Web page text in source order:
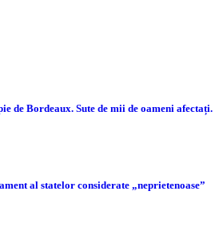
de Bordeaux. Sute de mii de oameni afectați.
al statelor considerate „neprietenoase”